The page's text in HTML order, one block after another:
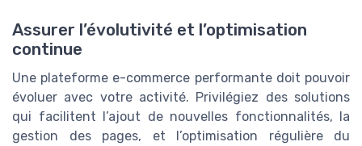
Assurer l’évolutivité et l’optimisation
continue
Une plateforme e-commerce performante doit pouvoir
évoluer avec votre activité. Privilégiez des solutions
qui facilitent l’ajout de nouvelles fonctionnalités, la
gestion des pages, et l’optimisation régulière du